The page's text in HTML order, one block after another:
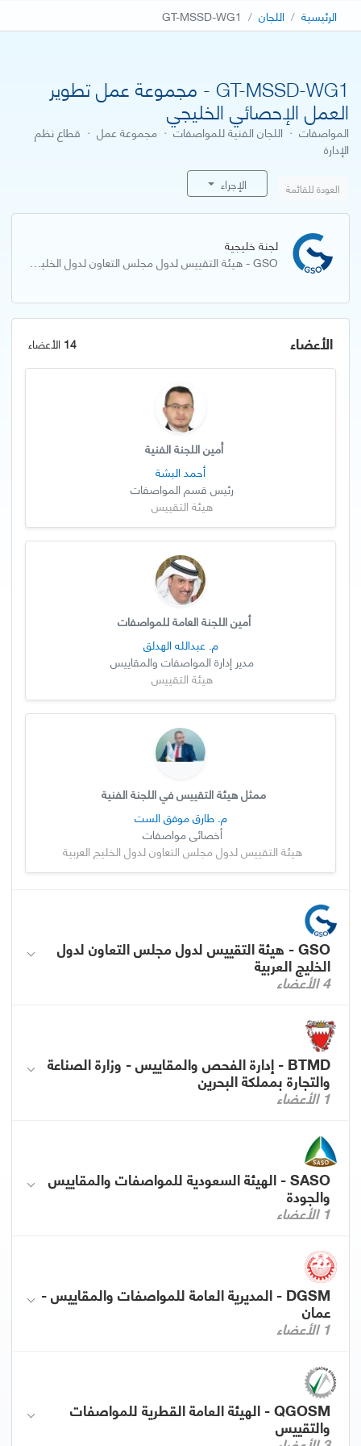
الرئيسية اللجان GT-MSSD-WG1
GT-MSSD-WG1 - مجموعة عمل تطوير
العمل الإحصائي الخليجي
المواصفات · اللجان الفنية للمواصفات · مجموعة عمل · قطاع نظم
الإدارة
العودة للقائمة الإجراء
لجنة خليجية
GSO - هيئة التقييس لدول مجلس التعاون لدول الخليج العربية
الأعضاء 14 الأعضاء
أمين اللجنة الفنية
أحمد البشة
رئيس قسم المواصفات
هيئة التقييس
أمين اللجنة العامة للمواصفات
م. عبدالله الهدلق
مدير إدارة المواصفات والمقاييس
هيئة التقييس
ممثل هيئة التقييس في اللجنة الفنية
م. طارق موفق الست
أخصائي مواصفات
هيئة التقييس لدول مجلس التعاون لدول الخليج العربية
GSO - هيئة التقييس لدول مجلس التعاون لدول
الخليج العربية
4 الأعضاء
BTMD - إدارة الفحص والمقاييس - وزارة الصناعة
والتجارة بمملكة البحرين
1 الأعضاء
SASO - الهيئة السعودية للمواصفات والمقاييس
والجودة
1 الأعضاء
DGSM - المديرية العامة للمواصفات والمقاييس -
عمان
1 الأعضاء
QGOSM - الهيئة العامة القطرية للمواصفات
والتقييس